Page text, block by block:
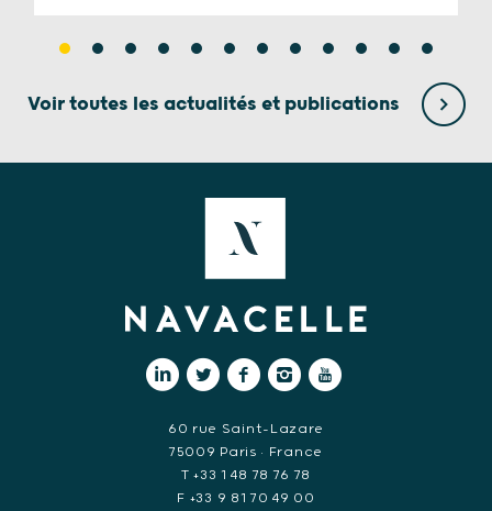
Voir toutes les actualités et publications
60 rue Saint-Lazare
75009 Paris • France
T +33 1 48 78 76 78
F +33 9 81 70 49 00